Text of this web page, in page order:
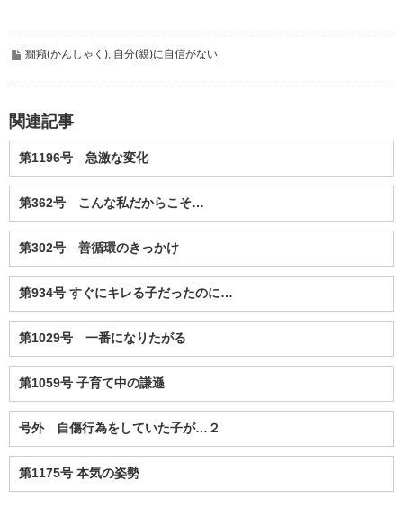
癇癪(かんしゃく) 自分(親)に自信がない
関連記事
第1196号 急激な変化
第362号 こんな私だからこそ…
第302号 善循環のきっかけ
第934号 すぐにキレる子だったのに…
第1029号 一番になりたがる
第1059号 子育て中の謙遜
号外 自傷行為をしていた子が…２
第1175号 本気の姿勢